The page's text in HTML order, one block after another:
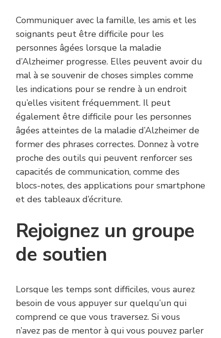
Communiquer avec la famille, les amis et les
soignants peut être difficile pour les
personnes âgées lorsque la maladie
d’Alzheimer progresse. Elles peuvent avoir du
mal à se souvenir de choses simples comme
les indications pour se rendre à un endroit
qu’elles visitent fréquemment. Il peut
également être difficile pour les personnes
âgées atteintes de la maladie d’Alzheimer de
former des phrases correctes. Donnez à votre
proche des outils qui peuvent renforcer ses
capacités de communication, comme des
blocs-notes, des applications pour smartphone
et des tableaux d’écriture.
Rejoignez un groupe
de soutien
Lorsque les temps sont difficiles, vous aurez
besoin de vous appuyer sur quelqu’un qui
comprend ce que vous traversez. Si vous
n’avez pas de mentor à qui vous pouvez parler